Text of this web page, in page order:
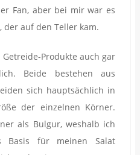
Fan, aber bei mir war es
der auf den Teller kam.
Produkte auch gar
Beide bestehen aus
sich hauptsächlich in
der einzelnen Körner.
als Bulgur, weshalb ich
Basis für meinen Salat